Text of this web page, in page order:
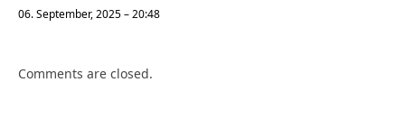
06. September, 2025 – 20:48
Comments are closed.